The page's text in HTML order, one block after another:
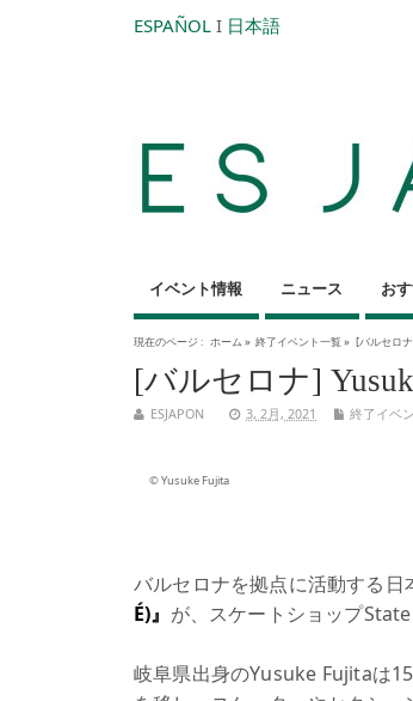
ESPAÑOL I 日本語
イベント情報 ニュース お
現在のページ : ホーム » 終了イベント一覧» [バルセロ
[バルセロナ]
ESJAPON 3, 2月, 2021 終了イベ
©️ Yusuke Fujita
バルセロナを拠点に活動する
É)』 が、スケートショップ
岐阜県出身のYusuke Fujitaは